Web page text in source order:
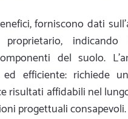
forniscono dati
proprietario,
del suolo.
efficiente: richiede
risultati affidabili nel
progettuali consapevoli.